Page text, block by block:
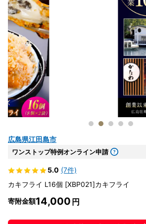
広島県江田島市
ワンストップ特例オンライン申請
5.0 (7件)
カキフライ L16個 [XBP021]カキフライ
寄附金額14,000